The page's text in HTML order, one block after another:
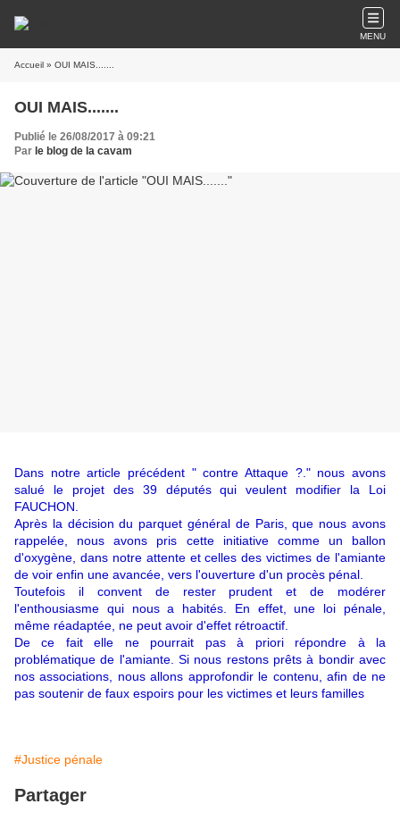
MENU
Accueil » OUI MAIS.......
OUI MAIS.......
Publié le 26/08/2017 à 09:21
Par le blog de la cavam
Dans notre article précédent " contre Attaque ?." nous avons
salué le projet des 39 députés qui veulent modifier la Loi
FAUCHON.
Après la décision du parquet général de Paris, que nous avons
rappelée, nous avons pris cette initiative comme un ballon
d'oxygène, dans notre attente et celles des victimes de l'amiante
de voir enfin une avancée, vers l'ouverture d'un procès pénal.
Toutefois il convent de rester prudent et de modérer
l'enthousiasme qui nous a habités. En effet, une loi pénale,
même réadaptée, ne peut avoir d'effet rétroactif.
De ce fait elle ne pourrait pas à priori répondre à la
problématique de l'amiante. Si nous restons prêts à bondir avec
nos associations, nous allons approfondir le contenu, afin de ne
pas soutenir de faux espoirs pour les victimes et leurs familles
#Justice pénale
Partager